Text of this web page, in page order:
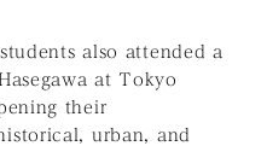
also attended a
at Tokyo
their
urban, and